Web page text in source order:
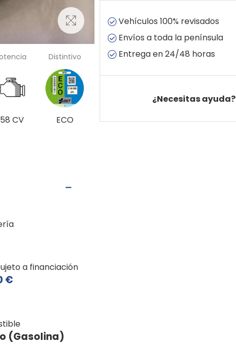
CV
Distintivo
ECO
a financiación
€
(Gasolina)
Vehículos 100% revisados
Envíos a toda la península
Entrega en 24/48 horas
¿Necesitas ayuda?